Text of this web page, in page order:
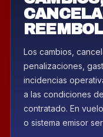
Los cambios,
penalizaciones,
incidencias
a las condiciones
contratado. En
o sistema emisor